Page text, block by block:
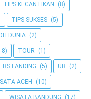
TIPS KECANTIKAN (8)
TIPS SUKSES (5)
DUNIA (2)
TOUR (1)
(5) UR (2)
ACEH (10)